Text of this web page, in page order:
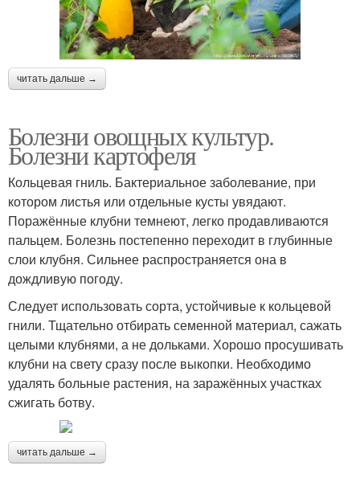
читать дальше →
Болезни овощных культур.
Болезни картофеля
Кольцевая гниль. Бактериальное заболевание, при
котором листья или отдельные кусты увядают.
Поражённые клубни темнеют, легко продавливаются
пальцем. Болезнь постепенно переходит в глубинные
слои клубня. Сильнее распространяется она в
дождливую погоду.
Следует использовать сорта, устойчивые к кольцевой
гнили. Тщательно отбирать семенной материал, сажать
целыми клубнями, а не дольками. Хорошо просушивать
клубни на свету сразу после выкопки. Необходимо
удалять больные растения, на заражённых участках
сжигать ботву.
читать дальше →